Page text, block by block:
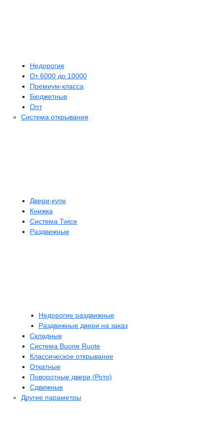
Недорогие
От 6000 до 10000
Премиум-класса
Бюджетные
Опт
Система открывания
Двери-купе
Книжка
Система Twice
Раздвижные
Недорогие раздвижные
Раздвижные двери на заказ
Складные
Cистема Buone Ruote
Классическое открывание
Откатные
Поворотные двери (Рото)
Сдвижные
Другие параметры